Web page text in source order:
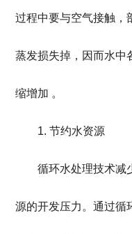
过程中要与空气接触，
蒸发损失掉，因而水中
缩增加 。
1. 节约水资源
循环水处理技术减少
源的开发压力 。通过循